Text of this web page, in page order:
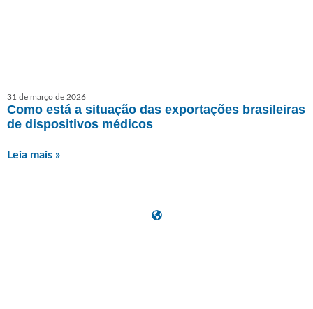
Como está a situação das exportações brasileiras
de dispositivos médicos
31 de março de 2026
Leia mais »